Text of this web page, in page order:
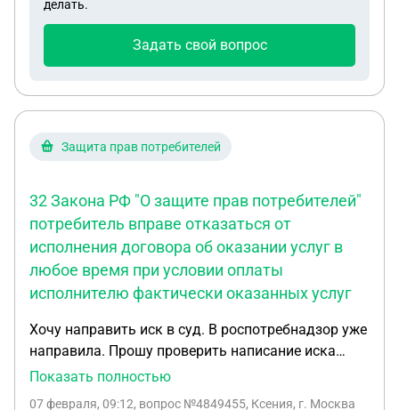
мне отправляли уведомление на электронную
почту , но я ей не пользуюсь давно . Что я могу
сделать сейчас , как договориться с банком ,
график платежей
делать.
Задать свой вопрос
Защита прав потребителей
32 Закона РФ "О защите прав потребителей"
потребитель вправе отказаться от
исполнения договора об оказании услуг в
любое время при условии оплаты
исполнителю фактически оказанных услуг
Хочу направить иск в суд. В роспотребнадзор уже
направила. Прошу проверить написание иска
перед отправкой в суд и примерно определить,
Показать полностью
07 февраля, 09:12, вопрос №4849455, Ксения, г. Москва